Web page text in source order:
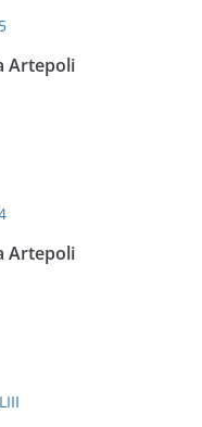
Artepoli
Artepoli